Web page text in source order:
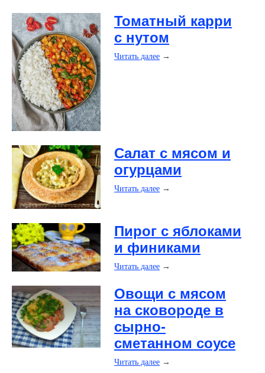
​Томатный карри
с нутом
Читать далее →
​Салат с мясом и
огурцами
Читать далее →
​Пирог с яблоками
и финиками
Читать далее →
​Овощи с мясом
на сковороде в
сырно-
сметанном соусе
Читать далее →